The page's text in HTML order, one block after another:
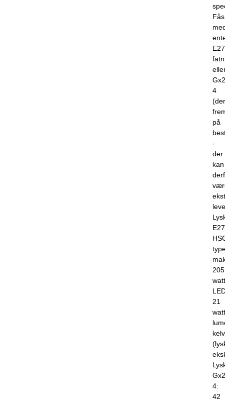
Fås
4
(der
på
-
der
kan
205
21
4:
42